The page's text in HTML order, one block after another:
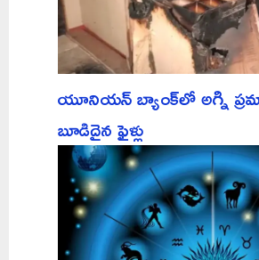
యూనియన్ బ్యాంక్‌లో అగ్ని
బూడిదైన ఫైళ్లు